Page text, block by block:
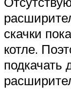
скачки
котле.
подкачать